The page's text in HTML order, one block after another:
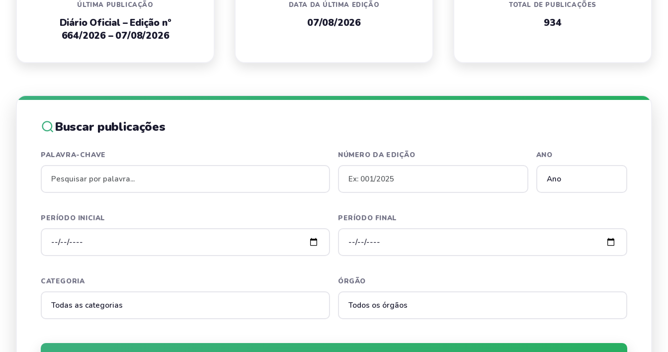
ÚLTIMA PUBLICAÇÃO
Diário Oficial – Edição nº
664/2026 – 07/08/2026
DATA DA ÚLTIMA EDIÇÃO
07/08/2026
TOTAL DE PUBLICAÇÕES
934
Buscar publicações
PALAVRA-CHAVE NÚMERO DA EDIÇÃO ANO
PERÍODO INICIAL PERÍODO FINAL
CATEGORIA ÓRGÃO